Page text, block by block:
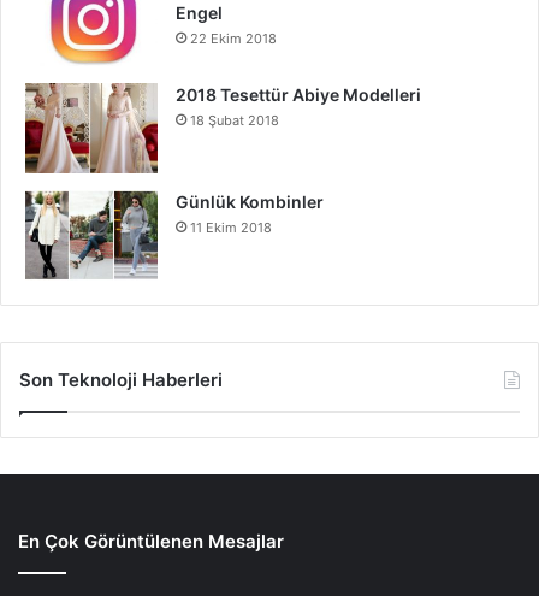
Engel
22 Ekim 2018
2018 Tesettür Abiye Modelleri
18 Şubat 2018
Günlük Kombinler
11 Ekim 2018
Son Teknoloji Haberleri
En Çok Görüntülenen Mesajlar